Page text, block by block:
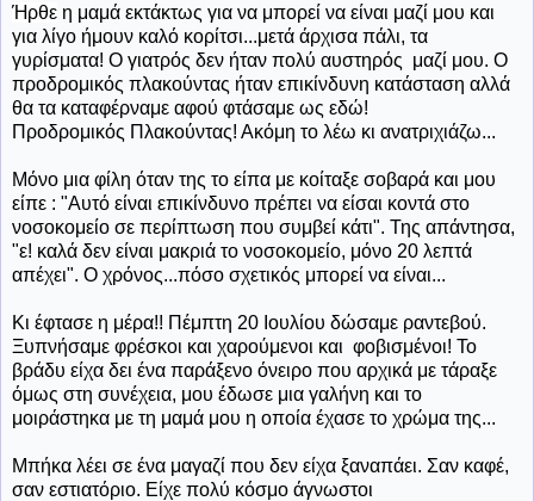
Ήρθε η μαμά εκτάκτως για να μπορεί να είναι μαζί μου και
για λίγο ήμουν καλό κορίτσι...μετά άρχισα πάλι, τα
γυρίσματα! Ο γιατρός δεν ήταν πολύ αυστηρός μαζί μου. Ο
προδρομικός πλακούντας ήταν επικίνδυνη κατάσταση αλλά
θα τα καταφέρναμε αφού φτάσαμε ως εδώ!
Προδρομικός Πλακούντας! Ακόμη το λέω κι ανατριχιάζω...
Μόνο μια φίλη όταν της το είπα με κοίταξε σοβαρά και μου
είπε : "Αυτό είναι επικίνδυνο πρέπει να είσαι κοντά στο
νοσοκομείο σε περίπτωση που συμβεί κάτι". Της απάντησα,
"ε! καλά δεν είναι μακριά το νοσοκομείο, μόνο 20 λεπτά
απέχει". Ο χρόνος...πόσο σχετικός μπορεί να είναι...
Κι έφτασε η μέρα!! Πέμπτη 20 Ιουλίου δώσαμε ραντεβού.
Ξυπνήσαμε φρέσκοι και χαρούμενοι και φοβισμένοι! Το
βράδυ είχα δει ένα παράξενο όνειρο που αρχικά με τάραξε
όμως στη συνέχεια, μου έδωσε μια γαλήνη και το
μοιράστηκα με τη μαμά μου η οποία έχασε το χρώμα της...
Μπήκα λέει σε ένα μαγαζί που δεν είχα ξαναπάει. Σαν καφέ,
σαν εστιατόριο. Είχε πολύ κόσμο άγνωστοι